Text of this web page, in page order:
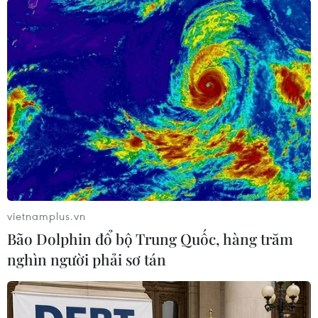
Theo dõi VietnamPlus
TIN CÙNG CHUYÊN MỤC
Phát triển thiết bị biến dầu ăn đã qua
sử dụng thành dầu diesel sinh học
08/08/2026 14:57
Chưa có bằng chứng truyền máu trẻ
giúp chống lão hóa
vietnamplus.vn
Bão Dolphin đổ bộ Trung Quốc, hàng trăm
nghìn người phải sơ tán